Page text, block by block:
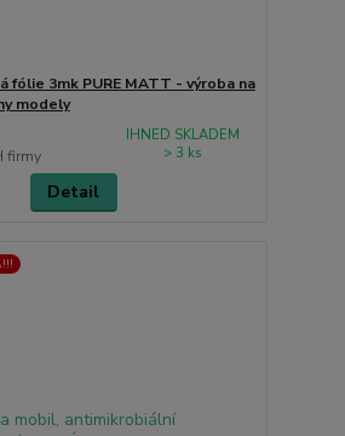
fólie 3mk PURE MATT - výroba na
modely
firmy
IHNED SKLADEM
> 3 ks
Detail